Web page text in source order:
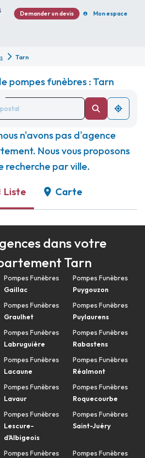
Demander un devis Mon espace
Tarn
pompes funèbres : Tarn
n'avons pas d'agence
Nous vous proposons
recherche par ville.
Liste Carte
dans votre
Tarn
Pompes Funèbres
Gaillac
Pompes Funèbres
Graulhet
Pompes Funèbres
Labruguière
Pompes Funèbres
Lacaune
Pompes Funèbres
Lavaur
Pompes Funèbres
Lescure-
d'Albigeois
Pompes Funèbres
Pompes Funèbres
Puygouzon
Pompes Funèbres
Puylaurens
Pompes Funèbres
Rabastens
Pompes Funèbres
Réalmont
Pompes Funèbres
Roquecourbe
Pompes Funèbres
Saint-Juéry
Pompes Funèbres